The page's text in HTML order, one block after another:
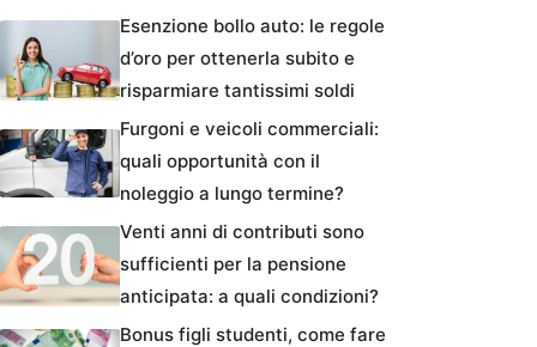
Esenzione bollo auto: le regole
d’oro per ottenerla subito e
risparmiare tantissimi soldi
Furgoni e veicoli commerciali:
quali opportunità con il
noleggio a lungo termine?
Venti anni di contributi sono
sufficienti per la pensione
anticipata: a quali condizioni?
Bonus figli studenti, come fare